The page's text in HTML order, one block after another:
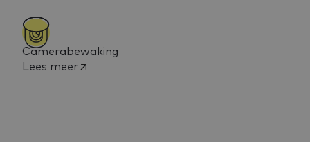
Camerabewaking
Lees meer